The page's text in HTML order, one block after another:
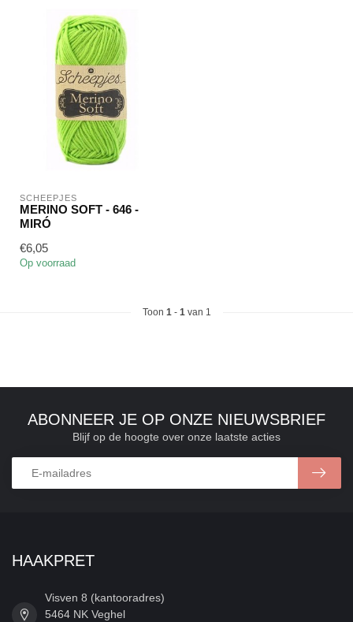
SCHEEPJES
MERINO SOFT - 646 -
MIRÓ
€6,05
Op voorraad
Toon 1- 1van 1
ABONNEER JE OP ONZE NIEUWSBRIEF
Blijf op de hoogte over onze laatste acties
HAAKPRET
Visven 8 (kantooradres)
5464 NK Veghel